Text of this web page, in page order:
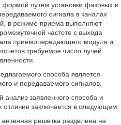
путем установки фазовых и
сигнала в каналах
в режиме приема выполняют
частоте с выхода
приемопередающего модуля и
требуемое число лучей
способа является
и передаваемого сигналов.
заявленного способа и
отличие заключается в следующем:
решетка разделена на